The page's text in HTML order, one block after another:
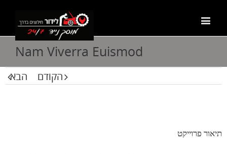
Nam Viverra Euismod
הקודם הבא
תיאור פרוייקט